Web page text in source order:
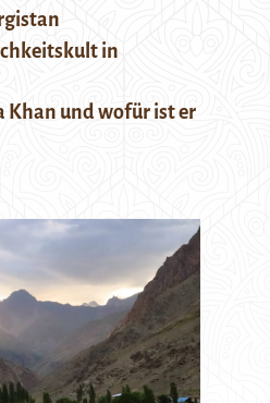
in
Khan und wofür ist er